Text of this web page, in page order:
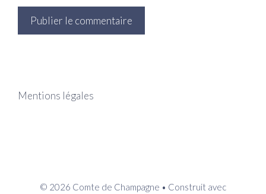
Mentions légales
© 2026 Comte de Champagne • Construit avec